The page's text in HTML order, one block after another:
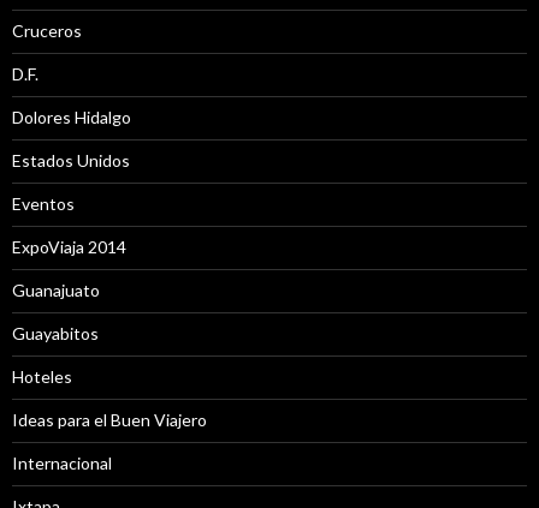
Cruceros
D.F.
Dolores Hidalgo
Estados Unidos
Eventos
ExpoViaja 2014
Guanajuato
Guayabitos
Hoteles
Ideas para el Buen Viajero
Internacional